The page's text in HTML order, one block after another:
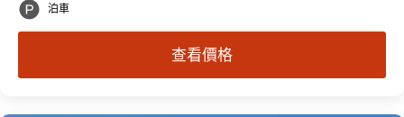
泊車
查看價格